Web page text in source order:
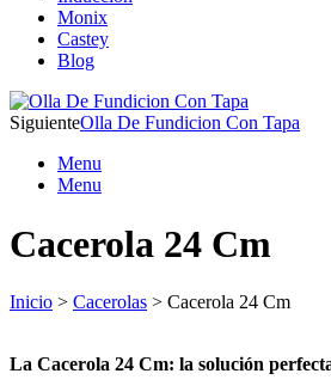
Monix
Castey
Blog
SiguienteOlla De Fundicion Con Tapa
Menu
Menu
Cacerola 24 Cm
Inicio > Cacerolas > Cacerola 24 Cm
La Cacerola 24 Cm: la solución